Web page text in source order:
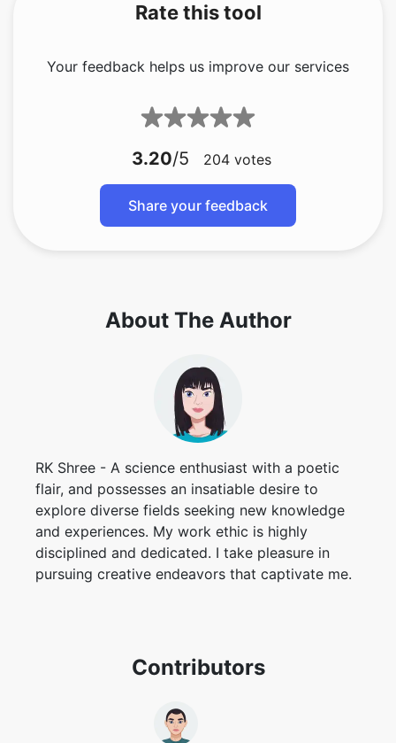
Rate this tool
Your feedback helps us improve our services
3.20/5 204 votes
Share your feedback
About The Author
RK Shree - A science enthusiast with a poetic
flair, and possesses an insatiable desire to
explore diverse fields seeking new knowledge
and experiences. My work ethic is highly
disciplined and dedicated. I take pleasure in
pursuing creative endeavors that captivate me.
Contributors